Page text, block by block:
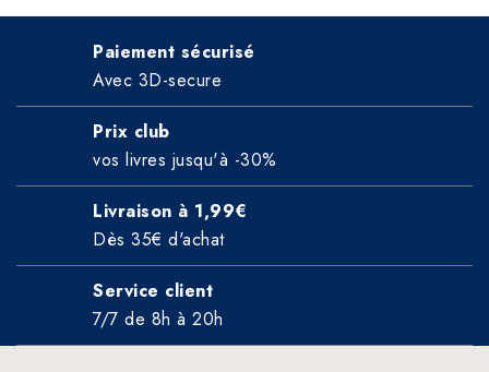
Paiement sécurisé
Avec 3D-secure
Prix club
vos livres jusqu'à -30%
Livraison à 1,99€
Dès 35€ d'achat
Service client
7/7 de 8h à 20h